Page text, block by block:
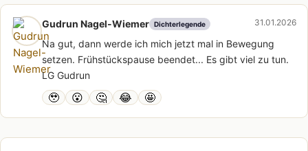
Gudrun Nagel-Wiemer Dichterlegende 31.01.2026
Na gut, dann werde ich mich jetzt mal in Bewegung
setzen. Frühstückspause beendet... Es gibt viel zu tun.
LG Gudrun
🥹 😮 🤔 😂 🤩